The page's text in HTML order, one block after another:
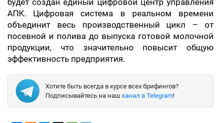
будет создан единый цифровой центр управления
АПК. Цифровая система в реальном времени
объединит весь производственный цикл – от
посевной и полива до выпуска готовой молочной
продукции, что значительно повысит общую
эффективность предприятия.
Хотите быть всегда в курсе всех брифингов?
Подписывайтесь на наш канал в Telegram!